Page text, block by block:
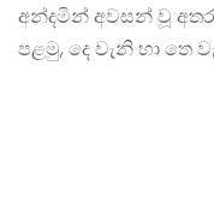
අන්දමින් අවසන් වූ
පළමු, දෙ වැනි හා තෙ